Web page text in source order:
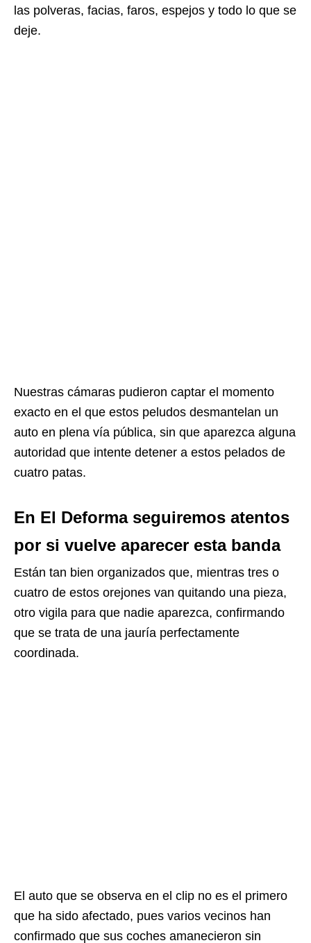
las polveras, facias, faros, espejos y todo lo que se
deje.
Nuestras cámaras pudieron captar el momento
exacto en el que estos peludos desmantelan un
auto en plena vía pública, sin que aparezca alguna
autoridad que intente detener a estos pelados de
cuatro patas.
En El Deforma seguiremos atentos
por si vuelve aparecer esta banda
Están tan bien organizados que, mientras tres o
cuatro de estos orejones van quitando una pieza,
otro vigila para que nadie aparezca, confirmando
que se trata de una jauría perfectamente
coordinada.
El auto que se observa en el clip no es el primero
que ha sido afectado, pues varios vecinos han
confirmado que sus coches amanecieron sin